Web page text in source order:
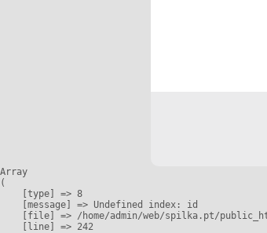
Array
(
    [type] => 8
    [message] => Undefined index: id
[file] => /home/admin/web/spilka.pt/
    [line] => 242